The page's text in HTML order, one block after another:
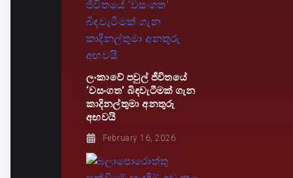
ලංකාවේ පවුල් ජීවිතයේ
‘වසංගත’ බිඳවැටීමක් ගැන
කාදිනල්තුමා අනතුරු
අඟවයි
February 16, 2026